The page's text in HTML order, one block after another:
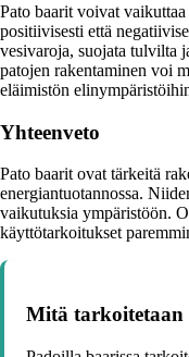
Pato baarit voivat
positiivisesti että
vesivaroja, suojata tulvilta
patojen rakentaminen voi
eläimistön
Yhteenveto
Pato baarit ovat tärkeitä
energiantuotannossa.
vaikutuksia ympäristöön.
käyttötarkoitukset
Mitä tarkoitetaan